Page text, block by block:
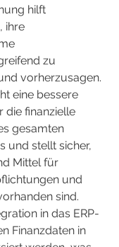
hilft
ihre
zu
vorherzusagen.
eine bessere
die finanzielle
gesamten
und stellt sicher,
Mittel für
und
sind.
in das ERP-
Finanzdaten in